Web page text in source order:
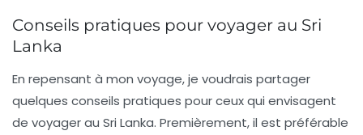
Conseils pratiques pour voyager au Sri
Lanka
En repensant à mon voyage, je voudrais partager
quelques conseils pratiques pour ceux qui envisagent
de voyager au Sri Lanka. Premièrement, il est préférable